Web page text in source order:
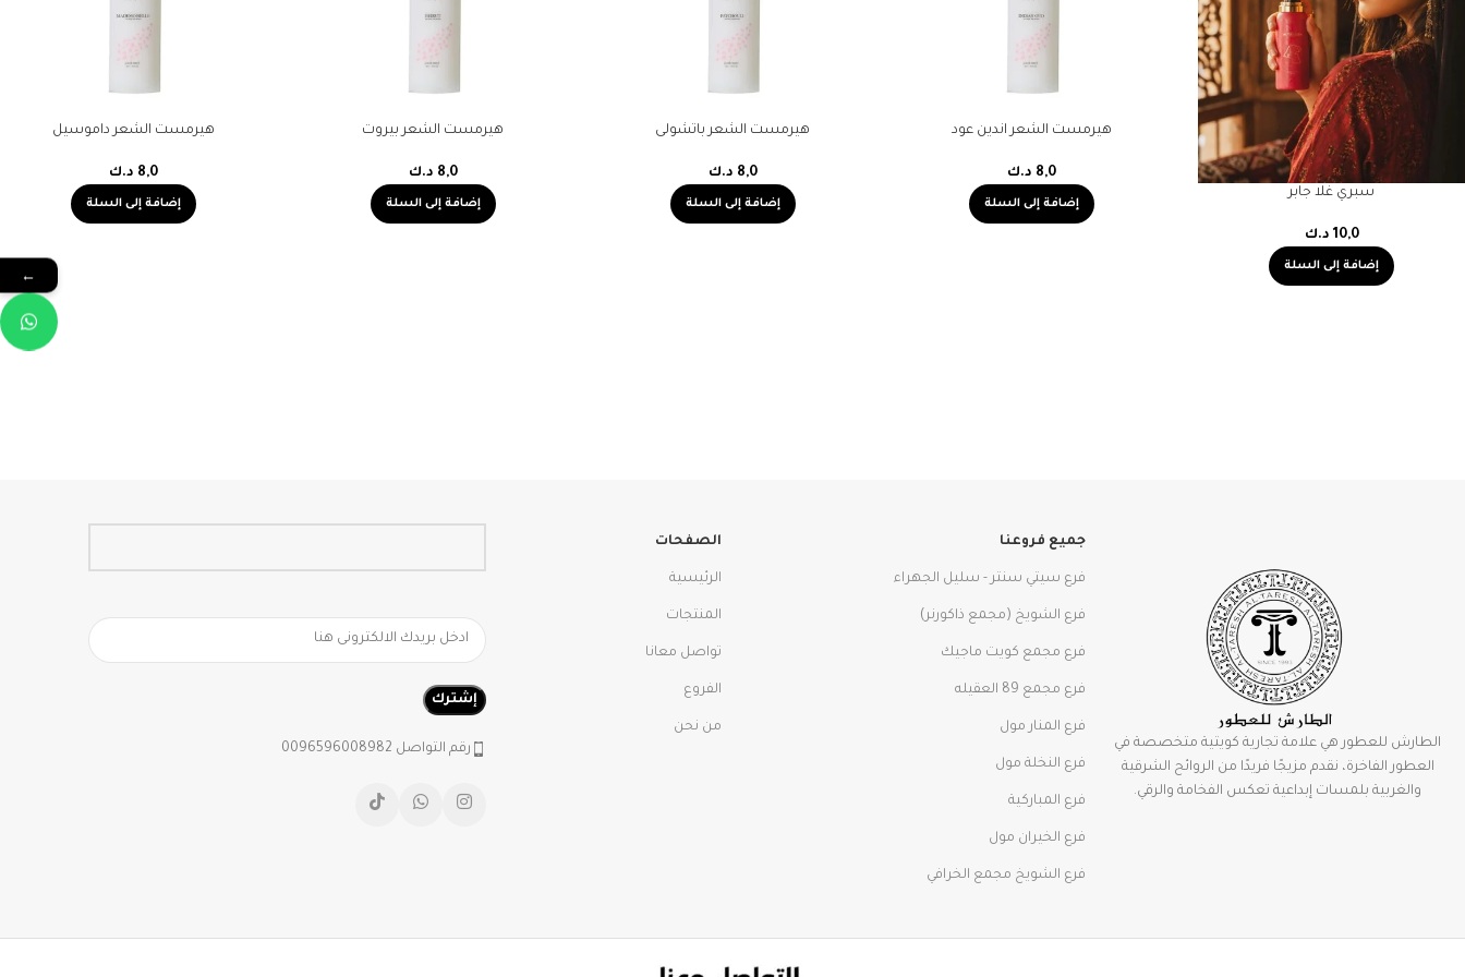
سبري غلا جابر
10,0 د.ك
إضافة إلى السلة
هيرمست الشعر اندين عود
8,0 د.ك
إضافة إلى السلة
هيرمست الشعر باتشولى
8,0 د.ك
إضافة إلى السلة
هيرمست الشعر بيروت
8,0 د.ك
إضافة إلى السلة
هيرمست الشعر داموسيل
8,0 د.ك
إضافة إلى السلة
الطارش للعطور هي علامة تجارية كويتية متخصصة في
العطور الفاخرة، نقدم مزيجًا فريدًا من الروائح الشرقية
والغربية بلمسات إبداعية تعكس الفخامة والرقي.
جميع فروعنا
فرع سيتي سنتر - سليل الجهراء
فرع الشويخ (مجمع ذاكورنر)
فرع مجمع كويت ماجيك
فرع مجمع 89 العقيله
فرع المنار مول
فرع النخلة مول
فرع المباركية
فرع الخيران مول
فرع الشويخ مجمع الخرافي
الصفحات
الرئيسية
المنتجات
تواصل معانا
الفروع
من نحن
رقم التواصل 0096596008982
←